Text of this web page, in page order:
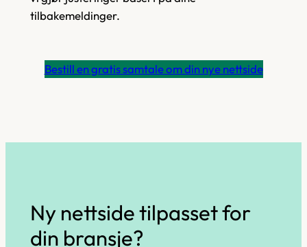
tilbakemeldinger.
Bestill en gratis samtale om din nye nettside
Ny nettside tilpasset for
din bransje?